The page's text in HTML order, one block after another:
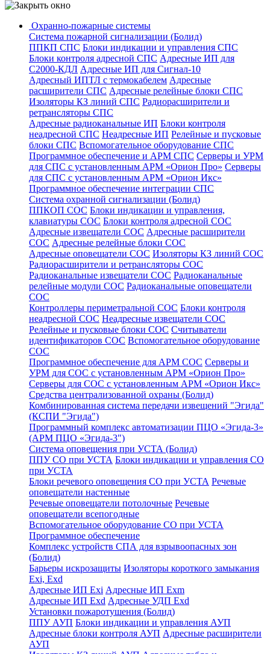
Охранно-пожарные системы
Система пожарной сигнализации (Болид)
ППКП СПС Блоки индикации и управления СПС
Блоки контроля адресной СПС Адресные ИП для
С2000-КДЛ Адресные ИП для Сигнал-10
Адресный ИПТЛ с термокабелем Адресные
расширители СПС Адресные релейные блоки СПС
Изоляторы КЗ линий СПС Радиорасширители и
ретрансляторы СПС
Адресные радиоканальные ИП Блоки контроля
неадресной СПС Неадресные ИП Релейные и пусковые
блоки СПС Вспомогательное оборудование СПС
Программное обеспечение и АРМ СПС Серверы и УРМ
для СПС с установленным АРМ «Орион Про» Серверы
для СПС с установленным АРМ «Орион Икс»
Программное обеспечение интеграции СПС
Система охранной сигнализации (Болид)
ППКОП СОС Блоки индикации и управления,
клавиатуры СОС Блоки контроля адресной СОС
Адресные извещатели СОС Адресные расширители
СОС Адресные релейные блоки СОС
Адресные оповещатели СОС Изоляторы КЗ линий СОС
Радиорасширители и ретрансляторы СОС
Радиоканальные извещатели СОС Радиоканальные
релейные модули СОС Радиоканальные оповещатели
СОС
Контроллеры периметральной СОС Блоки контроля
неадресной СОС Неадресные извещатели СОС
Релейные и пусковые блоки СОС Считыватели
идентификаторов СОС Вспомогательное оборудование
СОС
Программное обеспечение для АРМ СОС Серверы и
УРМ для СОС с установленным АРМ «Орион Про»
Серверы для СОС с установленным АРМ «Орион Икс»
Средства централизованной охраны (Болид)
Комбинированная система передачи извещений "Эгида"
(КСПИ "Эгида")
Программный комплекс автоматизации ПЦО «Эгида-3»
(АРМ ПЦО «Эгида-3")
Система оповещения при УСТА (Болид)
ППУ СО при УСТА Блоки индикации и управления СО
при УСТА
Блоки речевого оповещения СО при УСТА Речевые
оповещатели настенные
Речевые оповещатели потолочные Речевые
оповещатели всепогодные
Вспомогательное оборудование СО при УСТА
Программное обеспечение
Комплекс устройств СПА для взрывоопасных зон
(Болид)
Барьеры искрозащиты Изоляторы короткого замыкания
Exi, Exd
Адресные ИП Exi Адресные ИП Exm
Адресные ИП Exd Адресные УДП Exd
Установки пожаротушения (Болид)
ППУ АУП Блоки индикации и управления АУП
Адресные блоки контроля АУП Адресные расширители
АУП